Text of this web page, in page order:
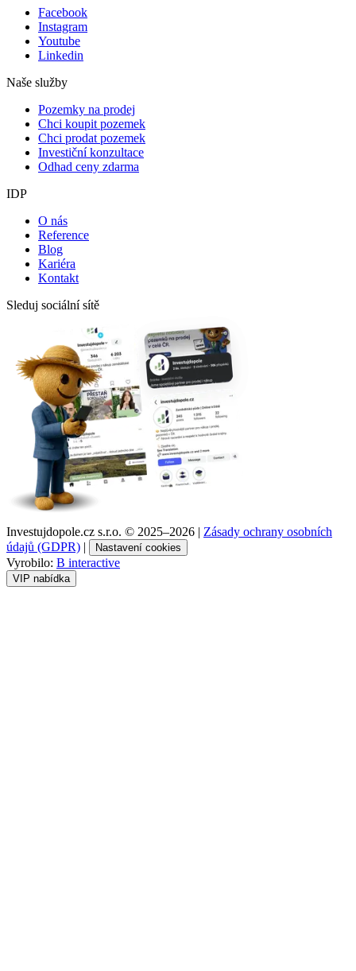
Facebook
Instagram
Youtube
Linkedin
Naše služby
Pozemky na prodej
Chci koupit pozemek
Chci prodat pozemek
Investiční konzultace
Odhad ceny zdarma
IDP
O nás
Reference
Blog
Kariéra
Kontakt
Sleduj sociální sítě
Investujdopole.cz s.r.o. © 2025–2026 | Zásady ochrany osobních
údajů (GDPR) | Nastavení cookies
Vyrobilo: B interactive
VIP nabídka